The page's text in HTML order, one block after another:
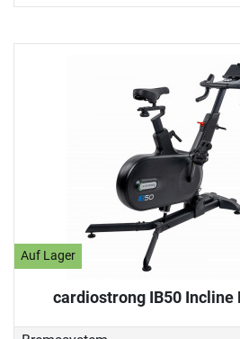
Auf Lager
cardiostrong IB50 Incline